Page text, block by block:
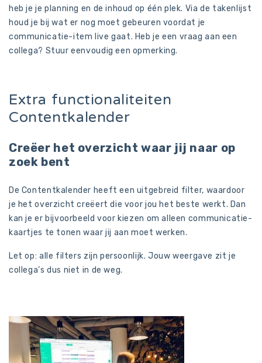
heb je je planning en de inhoud op één plek. Via de takenlijst
houd je bij wat er nog moet gebeuren voordat je
communicatie-item live gaat. Heb je een vraag aan een
collega? Stuur eenvoudig een opmerking.
Extra functionaliteiten
Contentkalender
Creëer het overzicht waar jij naar op
zoek bent
De Contentkalender heeft een uitgebreid filter, waardoor
je het overzicht creëert die voor jou het beste werkt. Dan
kan je er bijvoorbeeld voor kiezen om alleen communicatie-
kaartjes te tonen waar jij aan moet werken.
Let op: alle filters zijn persoonlijk. Jouw weergave zit je
collega’s dus niet in de weg.